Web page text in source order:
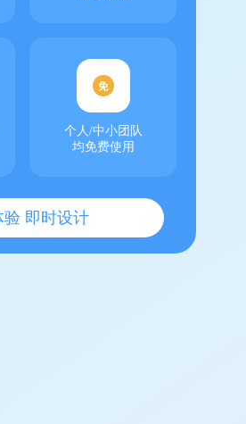
个人/中小团队
均免费使用
验 即时设计